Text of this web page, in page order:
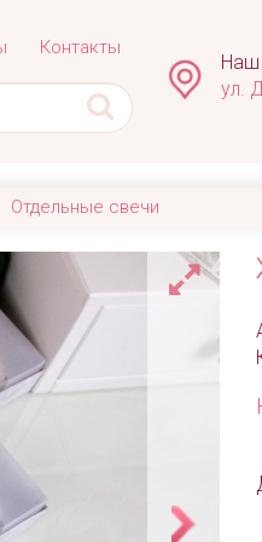
Контакты
Наш
ул.
Отдельные свечи